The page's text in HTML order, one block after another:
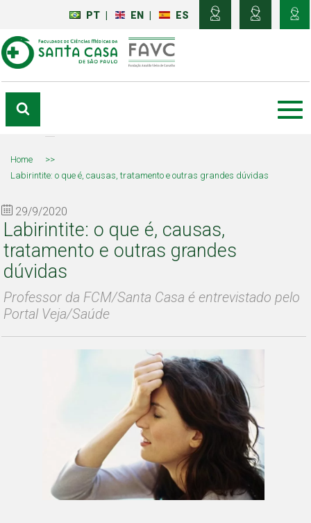
PT EN ES
Home
>>
Labirintite: o que é, causas, tratamento e outras grandes dúvidas
29/9/2020
Labirintite: o que é, causas,
tratamento e outras grandes
dúvidas
Professor da FCM/Santa Casa é entrevistado pelo
Portal Veja/Saúde